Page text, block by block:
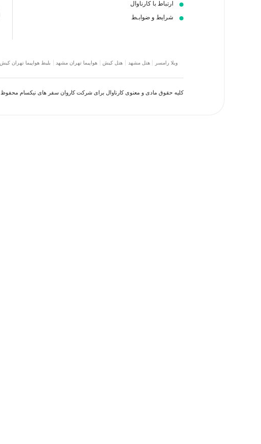
ارتباط با کارناوال
شرایط و ضوابـط
ویلا رامسر هتل مشهد هتل کیش هواپیما تهران مشهد بلیط هواپیما تهران کیش
کلیه حقوق مادی و معنوی کارناوال برای شرکت کاروان سفر های نیکسام